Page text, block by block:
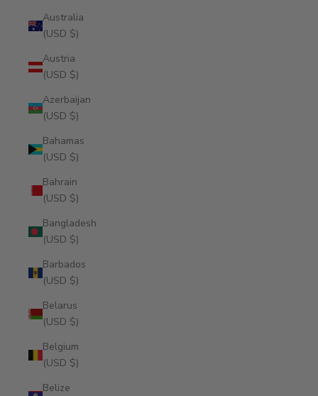
Australia
(USD $)
Austria
(USD $)
Azerbaijan
(USD $)
Bahamas
(USD $)
Bahrain
(USD $)
Bangladesh
(USD $)
Barbados
(USD $)
Belarus
(USD $)
Belgium
(USD $)
Belize